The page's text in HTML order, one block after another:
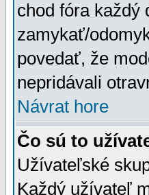
chod fóra každý
zamykať/
povedať, že
nepridávali
Návrat hore
Čo sú to
Užívateľské
Každý užívateľ